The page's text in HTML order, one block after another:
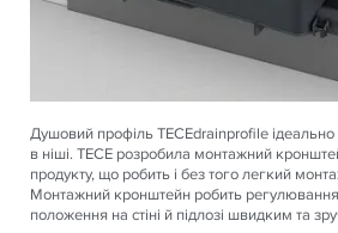
Душовий профільTECEdrainprofile
в ніші. TECE розробила монтажний
продукту, що робить і без того легкий
Монтажний кронштейн робить регулювання
положення на стіні й підлозі швидким та